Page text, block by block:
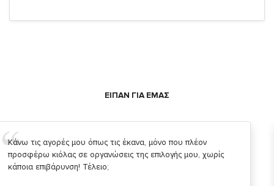
ΕΙΠΑΝ ΓΙΑ ΕΜΑΣ
Σας ευχαριστώ που μας δίνετε την δυνατότητα να κάνουμε
κάτι!